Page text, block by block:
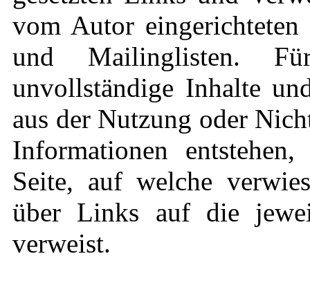
vom Autor eingerichteten
und Mailinglisten.
unvollständige Inhalte
aus der Nutzung oder
Informationen
Seite, auf welche
über Links auf die
verweist.